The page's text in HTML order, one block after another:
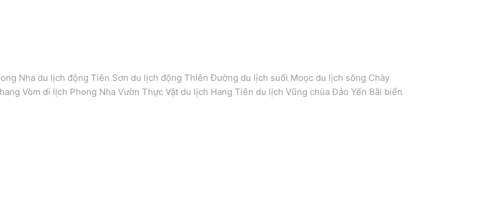
Nha du lịch động Tiên Sơn du lịch động Thiên Đường du lịch suối Moọc du lịch sông Chày
Vòm di lịch Phong Nha Vườn Thực Vật du lịch Hang Tiên du lịch Vũng chùa Đảo Yến Bãi biển